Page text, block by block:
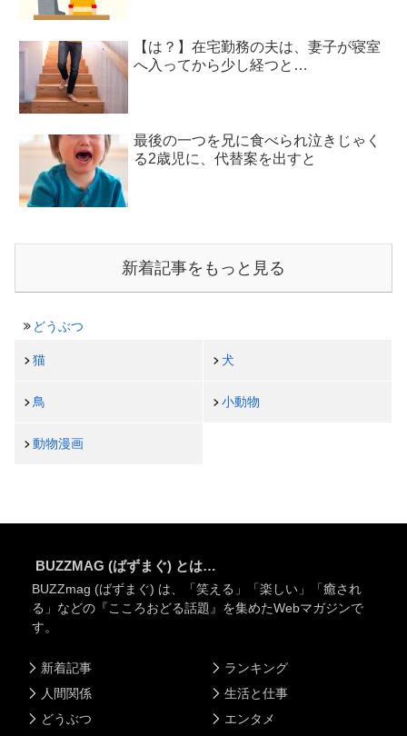
【は？】在宅勤務の夫は、妻子が寝室
へ入ってから少し経つと…
最後の一つを兄に食べられ泣きじゃく
る2歳児に、代替案を出すと
新着記事をもっと見る
どうぶつ
猫 犬
鳥 小動物
動物漫画
BUZZMAG (ばずまぐ) とは…
BUZZmag (ばずまぐ) は、「笑える」「楽しい」「癒され
る」などの『こころおどる話題』を集めたWebマガジンで
す。
新着記事
人間関係
どうぶつ
ランキング
生活と仕事
エンタメ